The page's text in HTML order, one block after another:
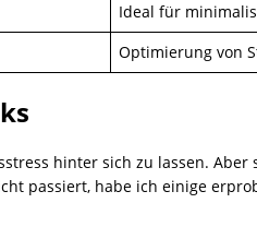
Ideal für
Optimierung von
hinter sich zu lassen.
passiert, habe ich einige